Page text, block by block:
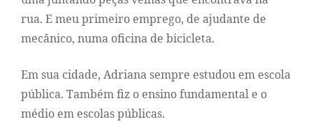
rua. E meu primeiro emprego, de ajudante de
mecânico, numa oficina de bicicleta.
Em sua cidade, Adriana sempre estudou em escola
pública. Também fiz o ensino fundamental e o
médio em escolas públicas.